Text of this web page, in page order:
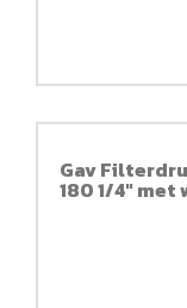
Gav
180 1/4"